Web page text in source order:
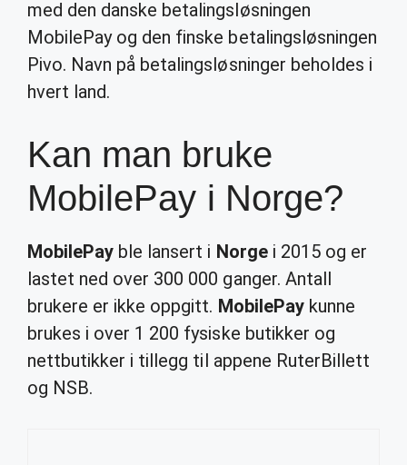
med den danske betalingsløsningen
MobilePay og den finske betalingsløsningen
Pivo. Navn på betalingsløsninger beholdes i
hvert land.
Kan man bruke
MobilePay i Norge?
MobilePay ble lansert i Norgei 2015 og er
lastet ned over 300 000 ganger. Antall
brukere er ikke oppgitt. MobilePaykunne
brukes i over 1 200 fysiske butikker og
nettbutikker i tillegg til appene RuterBillett
og NSB.